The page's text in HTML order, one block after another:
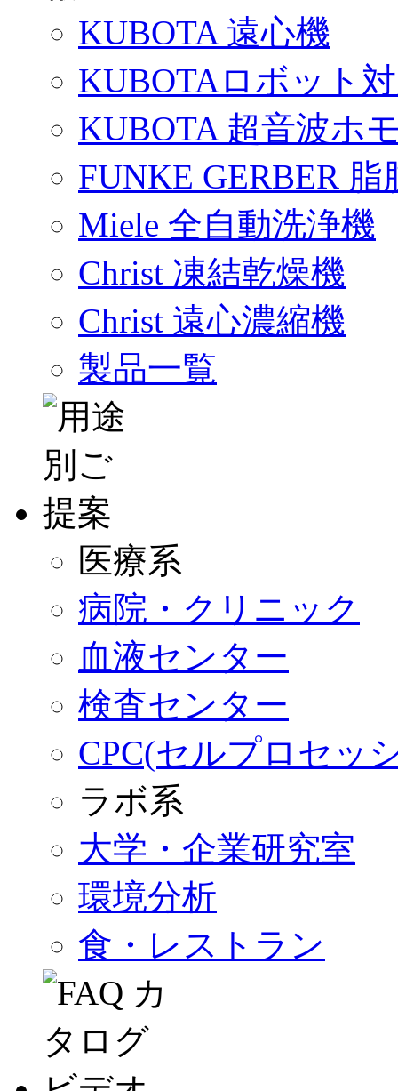
KUBOTA 遠心機
KUBOTAロボット
KUBOTA 超音波ホ
FUNKE GERBER
Miele 全自動洗浄機
Christ 凍結乾燥機
Christ 遠心濃縮機
製品一覧
医療系
病院・クリニック
血液センター
検査センター
CPC(セルプロセッ
ラボ系
大学・企業研究室
環境分析
食・レストラン